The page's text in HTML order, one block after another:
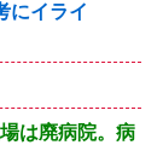
にイライ
は廃病院。病